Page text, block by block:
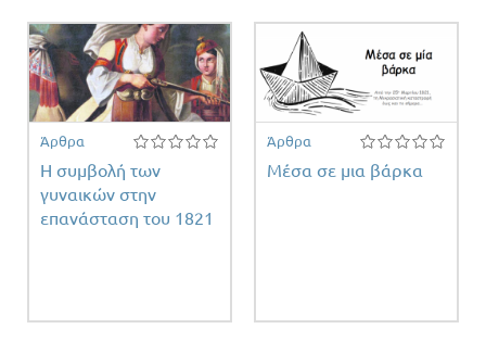
Άρθρα
Η συμβολή των
γυναικών στην
επανάσταση του 1821
Άρθρα
Μέσα σε μια βάρκα